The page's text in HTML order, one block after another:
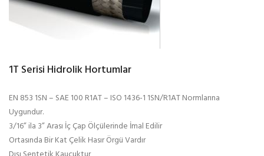
1T Serisi Hidrolik Hortumlar
EN 853 1SN – SAE 100 R1AT – ISO 1436-1 1SN/R1AT Normlarına
Uygundur.
3/16” ila 3” Arası İç Çap Ölçülerinde İmal Edilir
Ortasında Bir Kat Çelik Hasır Örgü Vardır